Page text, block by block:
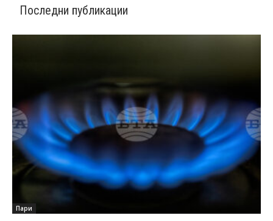
Последни публикации
Пари